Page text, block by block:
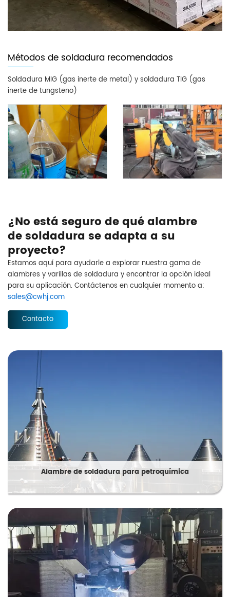
Métodos de soldadura recomendados
Soldadura MIG (gas inerte de metal) y soldadura TIG (gas
inerte de tungsteno)
¿No está seguro de qué alambre
de soldadura se adapta a su
proyecto?
Estamos aquí para ayudarle a explorar nuestra gama de
alambres y varillas de soldadura y encontrar la opción ideal
para su aplicación. Contáctenos en cualquier momento a:
sales@cwhj.com
Contacto
Alambre de soldadura para petroquímica